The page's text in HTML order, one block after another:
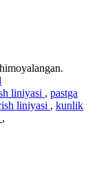
liniyasi , pastga
liniyasi , kunlik
,